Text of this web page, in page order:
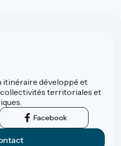
itinéraire développé et
collectivités territoriales et
Facebook